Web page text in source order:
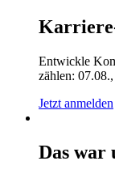
Entwickle
zählen:
Jetzt anmelden
Das war